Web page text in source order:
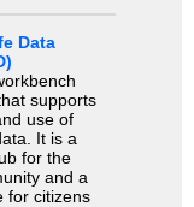
Data
supports
use of
It is a
for the
and a
for citizens